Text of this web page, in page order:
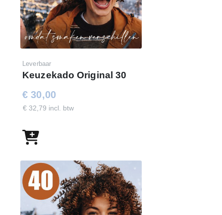
Leverbaar
Keuzekado Original 30
€ 30,00
€ 32,79 incl. btw